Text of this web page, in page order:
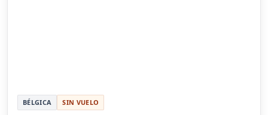
BÉLGICA SIN VUELO